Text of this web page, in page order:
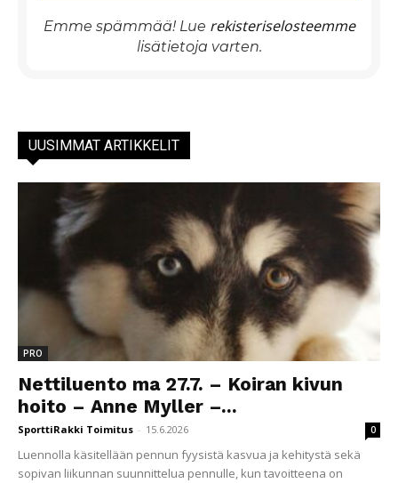
Emme spämmää! Lue rekisteriselosteemme
lisätietoja varten.
UUSIMMAT ARTIKKELIT
PRO
Nettiluento ma 27.7. – Koiran kivun
hoito – Anne Myller –...
SporttiRakki Toimitus - 15.6.2026 0
Luennolla käsitellään pennun fyysistä kasvua ja kehitystä sekä
sopivan liikunnan suunnittelua pennulle, kun tavoitteena on